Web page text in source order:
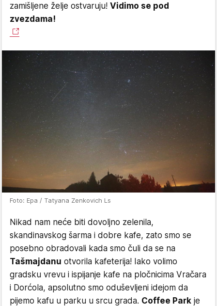
zamišljene želje ostvaruju! Vidimo se pod
zvezdama!
Foto: Epa / Tatyana Zenkovich Ls
Nikad nam neće biti dovoljno zelenila,
skandinavskog šarma i dobre kafe, zato smo se
posebno obradovali kada smo čuli da se na
Tašmajdanu otvorila kafeterija! Iako volimo
gradsku vrevu i ispijanje kafe na pločnicima Vračara
i Dorćola, apsolutno smo oduševljeni idejom da
pijemo kafu u parku u srcu grada. Coffee Park je